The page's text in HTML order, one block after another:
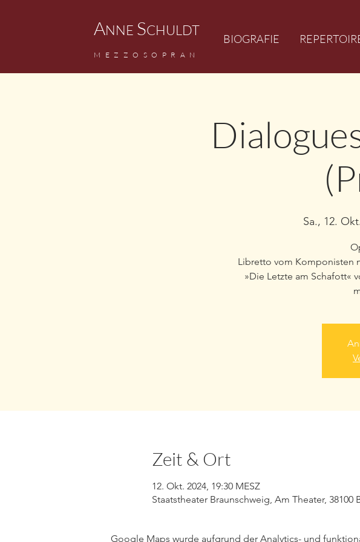
ANNE SCHULDT
M EZZOSOPRAN
BIOGRAFIE
Sa., 12. Okt.
Libretto vom Komponisten
»Die Letzte am Schafott«
Zeit & Ort
12. Okt. 2024, 19:30 MESZ
Staatstheater Braunschweig, Am Theater,
Google Maps wurde aufgrund der Analytics- und